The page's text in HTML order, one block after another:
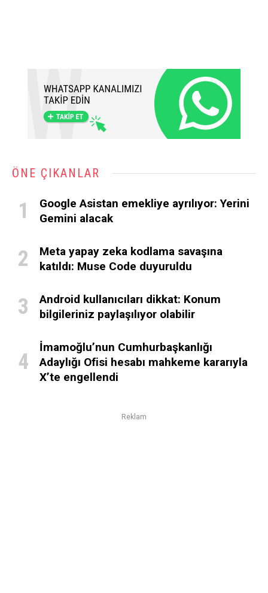
ÖNE ÇIKANLAR
Google Asistan emekliye ayrılıyor: Yerini
Gemini alacak
Meta yapay zeka kodlama savaşına
katıldı: Muse Code duyuruldu
Android kullanıcıları dikkat: Konum
bilgileriniz paylaşılıyor olabilir
İmamoğlu’nun Cumhurbaşkanlığı
Adaylığı Ofisi hesabı mahkeme kararıyla
X’te engellendi
Reklam